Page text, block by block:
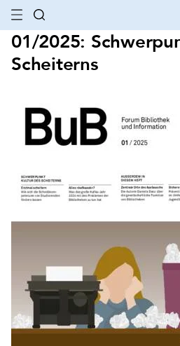
01/2025:
Scheiterns